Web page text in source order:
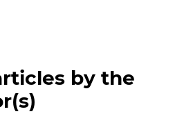
by the